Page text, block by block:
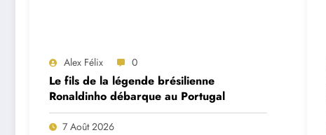
Alex Félix 0
Le fils de la légende brésilienne
Ronaldinho débarque au Portugal
7 Août 2026